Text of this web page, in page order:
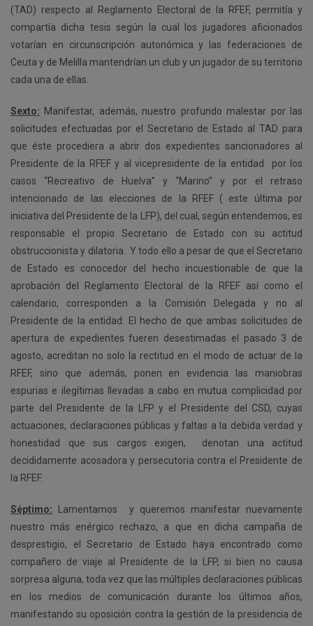
(TAD) respecto al Reglamento Electoral de la RFEF, permitía y
compartía dicha tesis según la cual los jugadores aficionados
votarían en circunscripción autonómica y las federaciones de
Ceuta y de Melilla mantendrían un club y un jugador de su territorio
cada una de ellas.
Sexto: Manifestar, además, nuestro profundo malestar por las
solicitudes efectuadas por el Secretario de Estado al TAD para
que éste procediera a abrir dos expedientes sancionadores al
Presidente de la RFEF y al vicepresidente de la entidad por los
casos “Recreativo de Huelva” y “Marino” y por el retraso
intencionado de las elecciones de la RFEF ( este última por
iniciativa del Presidente de la LFP), del cual, según entendemos, es
responsable el propio Secretario de Estado con su actitud
obstruccionista y dilatoria. Y todo ello a pesar de que el Secretario
de Estado es conocedor del hecho incuestionable de que la
aprobación del Reglamento Electoral de la RFEF así como el
calendario, corresponden a la Comisión Delegada y no al
Presidente de la entidad. El hecho de que ambas solicitudes de
apertura de expedientes fueren desestimadas el pasado 3 de
agosto, acreditan no solo la rectitud en el modo de actuar de la
RFEF, sino que además, ponen en evidencia las maniobras
espurias e ilegítimas llevadas a cabo en mutua complicidad por
parte del Presidente de la LFP y el Presidente del CSD, cuyas
actuaciones, declaraciones públicas y faltas a la debida verdad y
honestidad que sus cargos exigen, denotan una actitud
decididamente acosadora y persecutoria contra el Presidente de
la RFEF.
Séptimo: Lamentamos y queremos manifestar nuevamente
nuestro más enérgico rechazo, a que en dicha campaña de
desprestigio, el Secretario de Estado haya encontrado como
compañero de viaje al Presidente de la LFP, si bien no causa
sorpresa alguna, toda vez que las múltiples declaraciones públicas
en los medios de comunicación durante los últimos años,
manifestando su oposición contra la gestión de la presidencia de